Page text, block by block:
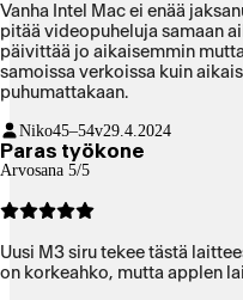
Vanha Intel Mac ei enää
pitää videopuheluja samaan
päivittää jo aikaisemmin
samoissa verkoissa kuin
puhumattakaan.
Niko45–54v29.4.2024
Paras työkone
Arvosana 5/5
Uusi M3 siru tekee tästä
on korkeahko, mutta applen